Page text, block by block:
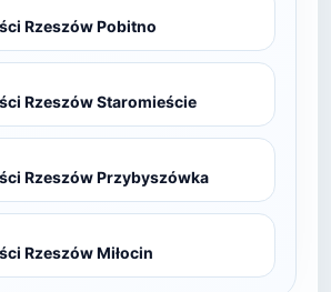
Rzeszów Pobitno
Rzeszów Staromieście
Rzeszów Przybyszówka
Rzeszów Miłocin